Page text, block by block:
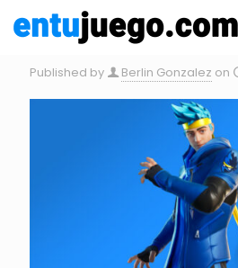
Published by Berlin Gonzalez on